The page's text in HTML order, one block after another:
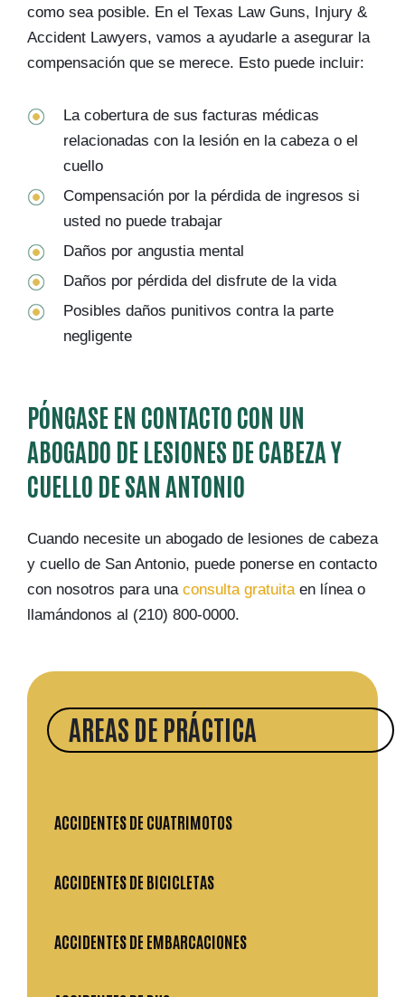
AREAS DE PRÁCTICA
ACCIDENTES DE CUATRIMOTOS
ACCIDENTES DE BICICLETAS
ACCIDENTES DE EMBARCACIONES
como sea posible. En el Texas Law Guns, Injury &
Accident Lawyers, vamos a ayudarle a asegurar la
compensación que se merece. Esto puede incluir:
La cobertura de sus facturas médicas
relacionadas con la lesión en la cabeza o el
cuello
Compensación por la pérdida de ingresos si
usted no puede trabajar
Daños por angustia mental
Daños por pérdida del disfrute de la vida
Posibles daños punitivos contra la parte
negligente
PÓNGASE EN CONTACTO CON UN
ABOGADO DE LESIONES DE CABEZA Y
CUELLO DE SAN ANTONIO
Cuando necesite un abogado de lesiones de cabeza
y cuello de San Antonio, puede ponerse en contacto
con nosotros para una consulta gratuitaen línea o
llamándonos al (210) 800-0000.